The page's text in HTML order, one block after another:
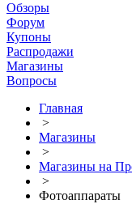
Обзоры
Форум
Купоны
Распродажи
Магазины
Вопросы
Главная
>
Магазины
>
Магазины на
>
Фотоаппараты